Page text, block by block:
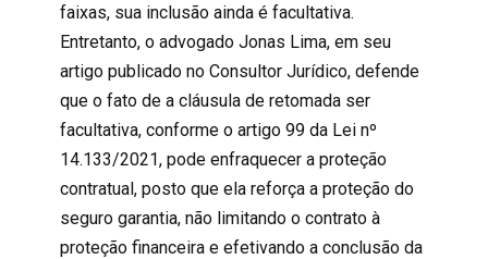
faixas, sua inclusão ainda é facultativa.
Entretanto, o advogado Jonas Lima, em seu
artigopublicado no Consultor Jurídico, defende
que o fato de a cláusula de retomada ser
facultativa, conforme o artigo 99 da Lei nº
14.133/2021, pode enfraquecer a proteção
contratual, posto que ela reforça a proteção do
seguro garantia, não limitando o contrato à
proteção financeira e efetivando a conclusão da